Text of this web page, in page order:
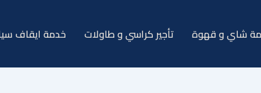
شاي و قهوة تأجير كراسي و طاولات خدمة ايقاف